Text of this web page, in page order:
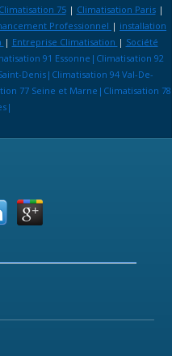
Climatisation 75| Climatisation Paris|
Professionnel | installation
| Entreprise Climatisation | Société
91 Essonne|Climatisation 92
Denis|Climatisation 94 Val-De-
77 Seine et Marne|Climatisation 78